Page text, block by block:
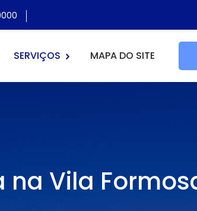
SERVIÇOS MAPA DO SITE
Vila